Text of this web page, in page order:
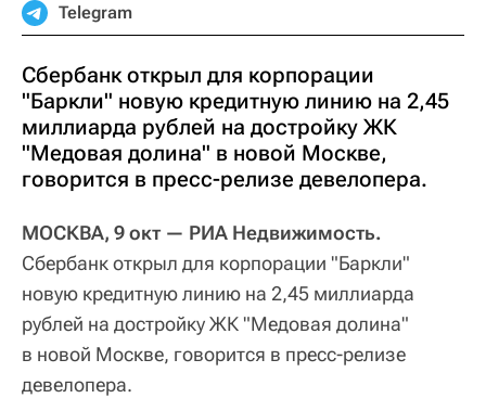
Telegram
Сбербанк открыл для корпорации
"Баркли" новую кредитную линию на 2,45
миллиарда рублей на достройку ЖК
"Медовая долина" в новой Москве,
говорится в пресс-релизе девелопера.
МОСКВА, 9 окт — РИА Недвижимость.
Сбербанк открыл для корпорации "Баркли"
новую кредитную линию на 2,45 миллиарда
рублей на достройку ЖК "Медовая долина"
в новой Москве, говорится в пресс-релизе
девелопера.